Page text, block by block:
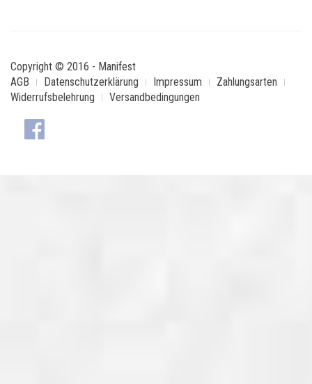
Copyright © 2016 - Manifest
AGB
Datenschutzerklärung Impressum
Zahlungsarten
Widerrufsbelehrung
Versandbedingungen